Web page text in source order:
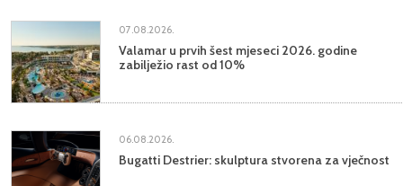
07.08.2026.
Valamar u prvih šest mjeseci 2026. godine
zabilježio rast od 10%
06.08.2026.
Bugatti Destrier: skulptura stvorena za vječnost